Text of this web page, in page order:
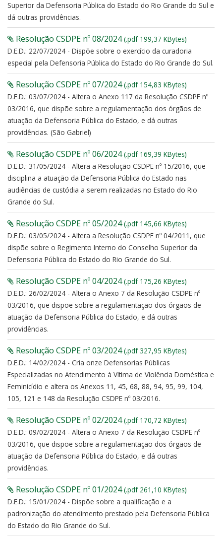
Superior da Defensoria Pública do Estado do Rio Grande do Sul e
dá outras providências.
Resolução CSDPE nº 08/2024(.pdf 199,37 KBytes)
D.E.D.: 22/07/2024 - Dispõe sobre o exercício da curadoria
especial pela Defensoria Pública do Estado do Rio Grande do Sul.
Resolução CSDPE nº 07/2024(.pdf 154,83 KBytes)
D.E.D.: 03/07/2024 - Altera o Anexo 117 da Resolução CSDPE nº
03/2016, que dispõe sobre a regulamentação dos órgãos de
atuação da Defensoria Pública do Estado, e dá outras
providências. (São Gabriel)
Resolução CSDPE nº 06/2024(.pdf 169,39 KBytes)
D.E.D.: 31/05/2024 - Altera a Resolução CSDPE nº 15/2016, que
disciplina a atuação da Defensoria Pública do Estado nas
audiências de custódia a serem realizadas no Estado do Rio
Grande do Sul.
Resolução CSDPE nº 05/2024(.pdf 145,66 KBytes)
D.E.D.: 03/05/2024 - Altera a Resolução CSDPE nº 04/2011, que
dispõe sobre o Regimento Interno do Conselho Superior da
Defensoria Pública do Estado do Rio Grande do Sul.
Resolução CSDPE nº 04/2024(.pdf 175,26 KBytes)
D.E.D.: 26/02/2024 - Altera o Anexo 7 da Resolução CSDPE nº
03/2016, que dispõe sobre a regulamentação dos órgãos de
atuação da Defensoria Pública do Estado, e dá outras
providências.
Resolução CSDPE nº 03/2024(.pdf 327,95 KBytes)
D.E.D.: 14/02/2024 - Cria onze Defensorias Públicas
Especializadas no Atendimento à Vítima de Violência Doméstica e
Feminicídio e altera os Anexos 11, 45, 68, 88, 94, 95, 99, 104,
105, 121 e 148 da Resolução CSDPE nº 03/2016.
Resolução CSDPE nº 02/2024(.pdf 170,72 KBytes)
D.E.D.: 09/02/2024 - Altera o Anexo 7 da Resolução CSDPE nº
03/2016, que dispõe sobre a regulamentação dos órgãos de
atuação da Defensoria Pública do Estado, e dá outras
providências.
Resolução CSDPE nº 01/2024(.pdf 261,10 KBytes)
D.E.D.: 15/01/2024 - Dispõe sobre a qualificação e a
padronização do atendimento prestado pela Defensoria Pública
do Estado do Rio Grande do Sul.